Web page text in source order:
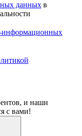
данных в
информационных
и наши
с вами!